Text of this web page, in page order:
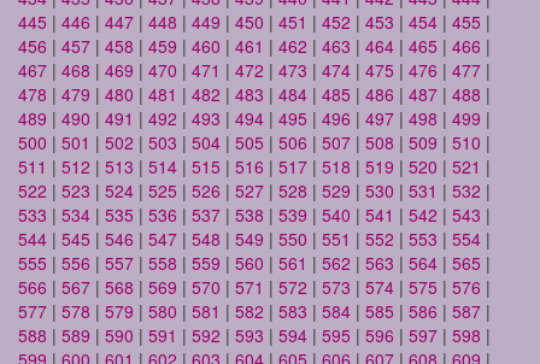
445 | 446 | 447 | 448 | 449 | 450 | 451 | 452 | 453 | 454 | 455 |
456 | 457 | 458 | 459 | 460 | 461 | 462 | 463 | 464 | 465 | 466 |
467 | 468 | 469 | 470 | 471 | 472 | 473 | 474 | 475 | 476 | 477 |
478 | 479 | 480 | 481 | 482 | 483 | 484 | 485 | 486 | 487 | 488 |
489 | 490 | 491 | 492 | 493 | 494 | 495 | 496 | 497 | 498 | 499 |
500 | 501 | 502 | 503 | 504 | 505 | 506 | 507 | 508 | 509 | 510 |
511 | 512 | 513 | 514 | 515 | 516 | 517 | 518 | 519 | 520 | 521 |
522 | 523 | 524 | 525 | 526 | 527 | 528 | 529 | 530 | 531 | 532 |
533 | 534 | 535 | 536 | 537 | 538 | 539 | 540 | 541 | 542 | 543 |
544 | 545 | 546 | 547 | 548 | 549 | 550 | 551 | 552 | 553 | 554 |
555 | 556 | 557 | 558 | 559 | 560 | 561 | 562 | 563 | 564 | 565 |
566 | 567 | 568 | 569 | 570 | 571 | 572 | 573 | 574 | 575 | 576 |
577 | 578 | 579 | 580 | 581 | 582 | 583 | 584 | 585 | 586 | 587 |
588 | 589 | 590 | 591 | 592 | 593 | 594 | 595 | 596 | 597 | 598 |